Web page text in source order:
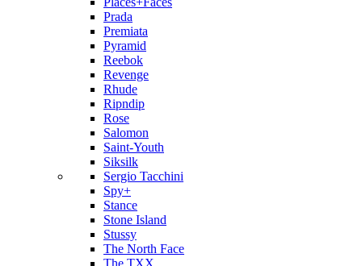
Prada
Premiata
Pyramid
Reebok
Revenge
Rhude
Ripndip
Rose
Salomon
Saint-Youth
Siksilk
Sergio Tacchini
Spy+
Stance
Stone Island
Stussy
The North Face
The TXX